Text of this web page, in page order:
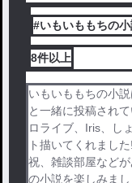
#いもいももちの
8件以上
いもいももちの小
と一緒に投稿され
ロライブ、Iris、し
ト描いてくれまし
祝、雑談部屋など
の小説を楽しみまし